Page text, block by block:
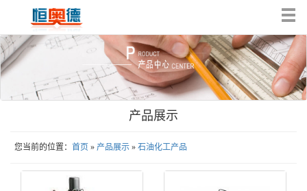
产品展示
您当前的位置： 首页 » 产品展示 » 石油化工产品